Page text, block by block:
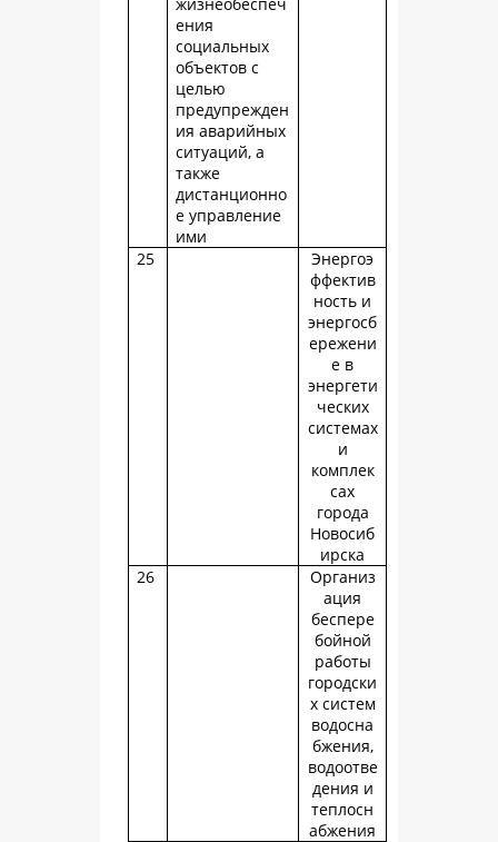
ения
социальных
объектов с
целью
предупрежден
ия аварийных
ситуаций, а
также
дистанционно
е управление
ими
25
Энергоэ
ффектив
ность и
энергосб
ережени
е в
энергети
ческих
системах
и
комплек
сах
города
Новосиб
ирска
26
Организ
ация
беспере
бойной
работы
городски
х систем
водосна
бжения,
водоотве
дения и
теплосн
абжения